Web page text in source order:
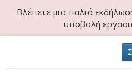
Βλέπετε μια παλιά
υποβολή